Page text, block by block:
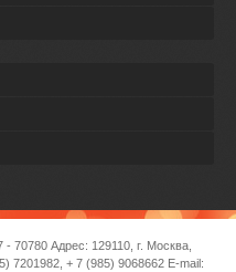
Адрес: 129110, г. Москва,
7201982, + 7 (985) 9068662 E-mail: